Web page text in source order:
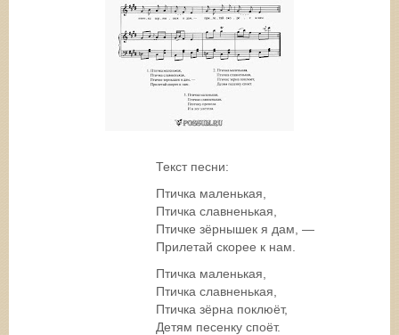
Текст песни:
Птичка маленькая,
Птичка славненькая,
Птичке зёрнышек я дам, —
Прилетай скорее к нам.
Птичка маленькая,
Птичка славненькая,
Птичка зёрна поклюёт,
Детям песенку споёт.